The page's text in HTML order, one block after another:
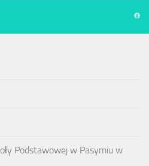
Podstawowej w Pasymiu w